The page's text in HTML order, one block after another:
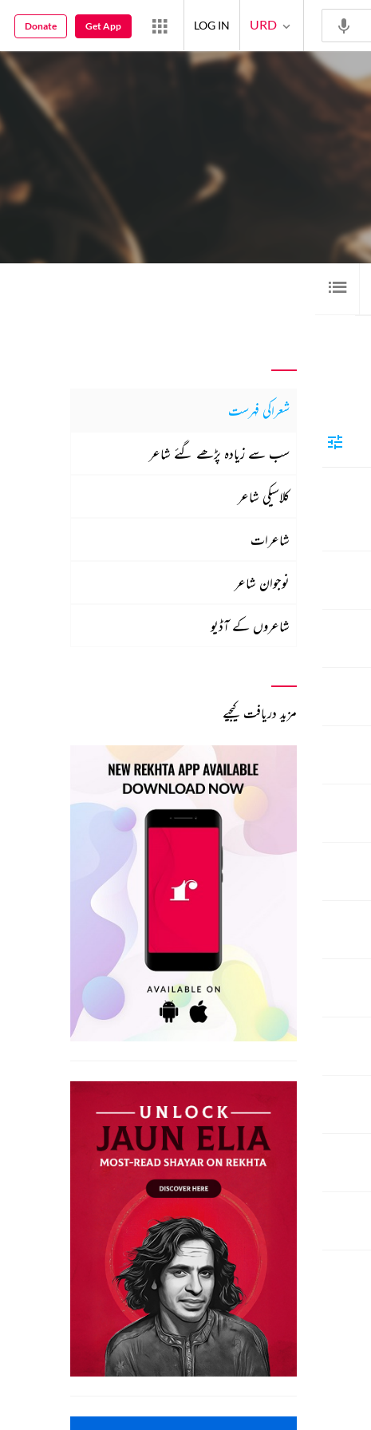
شعراکی فہرست
سب سے زیادہ پڑھے گئے شاعر
کلاسیکی شاعر
شاعرات
نوجوان شاعر
شاعروں کے آڈیو
مزید دریافت کیجیے
URD
LOG IN
Get App
Donate